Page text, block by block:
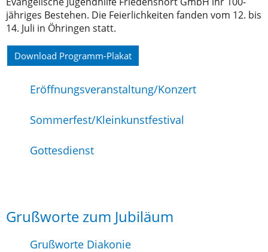
jähriges Bestehen. Die Feierlichkeiten fanden vom 12. bis
14. Juli in Öhringen statt.
Download Programm-Plakat
Eröffnungsveranstaltung/Konzert
Sommerfest/Kleinkunstfestival
Gottesdienst
Grußworte zum Jubiläum
Grußworte Diakonie